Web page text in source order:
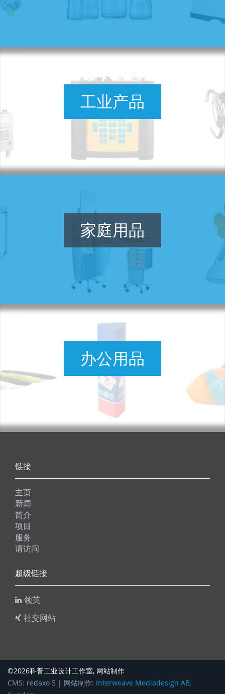
工业产品
家庭用品
办公用品
链接
主页
新闻
简介
项目
服务
请访问
超级链接
领英
社交网站
©2026科普工业设计工作室, 网站制作
CMS: redaxo 5 | 网站制作: Interweave Mediadesign AB,